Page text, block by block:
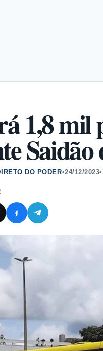
1,8 mil
Saidão
DO PODER•24/12/2023•